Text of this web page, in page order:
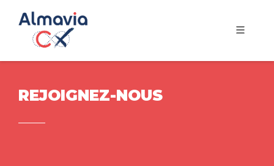
REJOIGNEZ-NOUS